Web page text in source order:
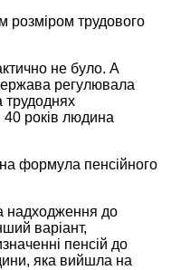
розміром трудового
не було. А
регулювала
трудоднях
40 років людина
формула пенсійного
надходження до
варіант,
пенсій до
яка вийшла на